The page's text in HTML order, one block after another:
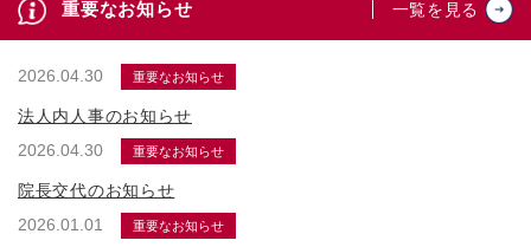
重要なお知らせ 一覧を見る
2026.04.30 重要なお知らせ
法人内人事のお知らせ
2026.04.30
重要なお知らせ
院長交代のお知らせ
2026.01.01
重要なお知らせ